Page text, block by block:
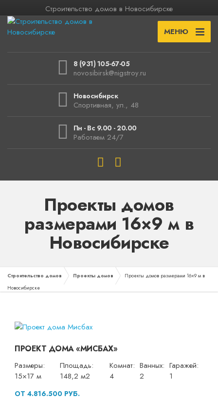
Строительство домов в Новосибирске
МЕНЮ
8 (931) 105-67-05
novosibirsk@nigstroy.ru
Новосибирск
Спортивная, ул., 48
Пн - Вс 9.00 - 20.00
Работаем 24/7
Проекты домов
размерами 16×9 м в
Новосибирске
Строительство домов Проекты домов
Проекты домов размерами 16×9 м в
Новосибирске
ПРОЕКТ ДОМА «МИСБАХ»
Размеры:
15×17 м
Площадь:
148,2 м2
Комнат:
4
Ванных:
2
Гаражей:
1
ОТ 4.816.500 РУБ.